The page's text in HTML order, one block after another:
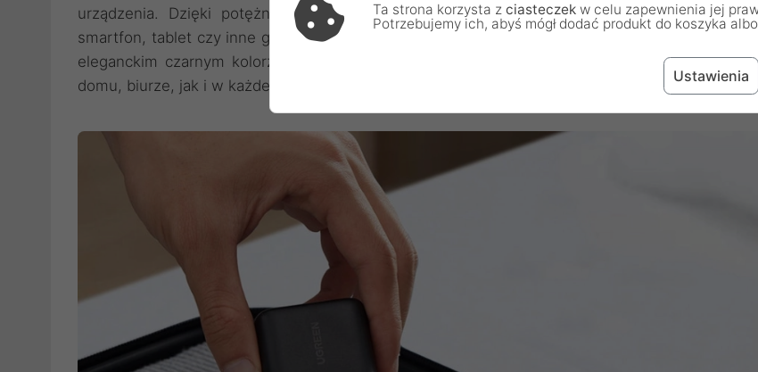
urządzenia. Dzięki potężnej mocy 25W i innowacyjnej technologii Power Delivery (PD),
smartfon, tablet czy inne gadżety odzyskają energię w mgnieniu oka. Jej minimalistyczny
eleganckim czarnym kolorze i kompaktowe wymiary czynią z niej idealnego partnera
domu, biurze, jak i w każdej podróży.
Ta strona korzysta z ciasteczek w celu zapewnienia jej
Potrzebujemy ich, abyś mógł dodać produkt do koszyka
Ustawienia